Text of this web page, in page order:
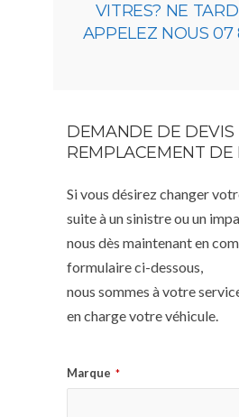
VITRES? NE
APPELEZ NOUS 07
DEMANDE DE DEVIS
REMPLACEMENT DE
Si vous désirez changer
suite à un sinistre ou un
nous dès maintenant en
formulaire ci-dessous,
nous sommes à votre
en charge votre véhicule.
Marque *